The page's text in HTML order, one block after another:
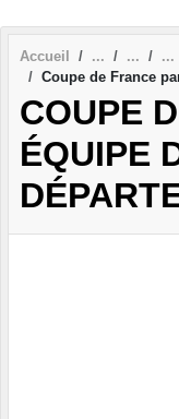
Accueil
Coupe de France
COUPE
ÉQUIPE